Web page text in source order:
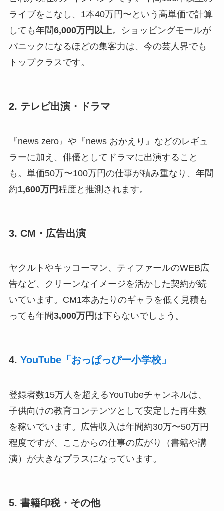
ライブをこなし、1本40万円〜という高単価で計算
しても年間6,000万円以上。ショッピングモールが
パニックになるほどの集客力は、今の芸人界でも
トップクラスです。
2. テレビ出演・ドラマ
『news zero』や『news おかえり』などのレギュ
ラーに加え、俳優としてドラマに出演すること
も。単価50万〜100万円の仕事が積み重なり、年間
約1,600万円程度と推測されます。
3. CM・広告出演
ヤクルトやキッコーマン、ティファールのWEB広
告など、クリーンなイメージを活かした契約が続
いています。CM1本あたりのギャラを低く見積も
っても年間3,000万円 は下らないでしょう。
4. YouTube「おっぱっぴー小学校」
登録者数15万人を超えるYouTubeチャンネルは、
子供向けの教育コンテンツとして安定した再生数
を稼いでいます。広告収入は年間約30万〜50万円
程度ですが、ここからの仕事の広がり（書籍や講
演）が大きなプラスになっています。
5. 書籍印税・その他